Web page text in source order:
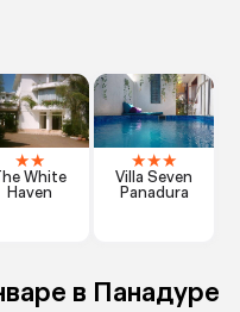
★★
White
Haven
★★★
Villa Seven
Panadura
в Панадуре